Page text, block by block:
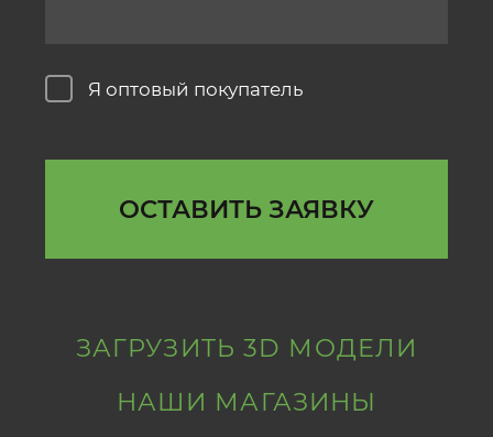
ЗАГРУЗИТЬ 3D МОДЕЛИ
НАШИ МАГАЗИНЫ
Я оптовый покупатель
ОСТАВИТЬ ЗАЯВКУ